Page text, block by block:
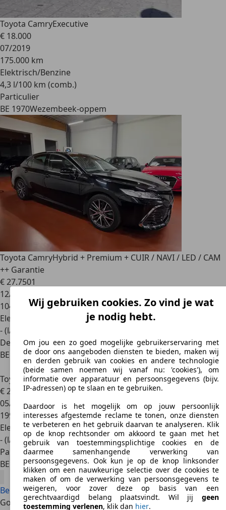
Toyota CamryExecutive
€ 18.000
07/2019
175.000 km
Elektrisch/Benzine
4,3 l/100 km (comb.)
Particulier
BE 1970Wezembeek-oppem
Toyota CamryHybrid + Premium + CUIR / NAVI / LED / CAM
++ Garantie
€ 27.7501
12/2021
104.029 km
Elektrisch/Benzine
- (l/100 km)
Dealer
BE 1070Anderlecht
Toyota CamryBusiness Edition
€ 20.000
05/2021
199.000 km
Elektrisch/Benzine
- (l/100 km)
Particulier
BE 2170Merksem (antwerpen)
Bekijk alle Toyota Camry aanbiedingen
Goede redenen
Wij gebruiken cookies. Zo vind je wat
je nodig hebt.
Om jou een zo goed mogelijke gebruikerservaring met
de door ons aangeboden diensten te bieden, maken wij
en derden gebruik van cookies en andere technologie
(beide samen noemen wij vanaf nu: 'cookies'), om
informatie over apparatuur en persoonsgegevens (bijv.
IP-adressen) op te slaan en te gebruiken.
Daardoor is het mogelijk om op jouw persoonlijk
interesses afgestemde reclame te tonen, onze diensten
te verbeteren en het gebruik daarvan te analyseren. Klik
op de knop rechtsonder om akkoord te gaan met het
gebruik van toestemmingsplichtige cookies en de
daarmee samenhangende verwerking van
persoonsgegevens. Ook kun je op de knop linksonder
klikken om een nauwkeurige selectie over de cookies te
maken of om de verwerking van persoonsgegevens te
weigeren, voor zover deze op basis van een
gerechtvaardigd belang plaatsvindt. Wil jij geen
toestemming verlenen, klik dan hier.